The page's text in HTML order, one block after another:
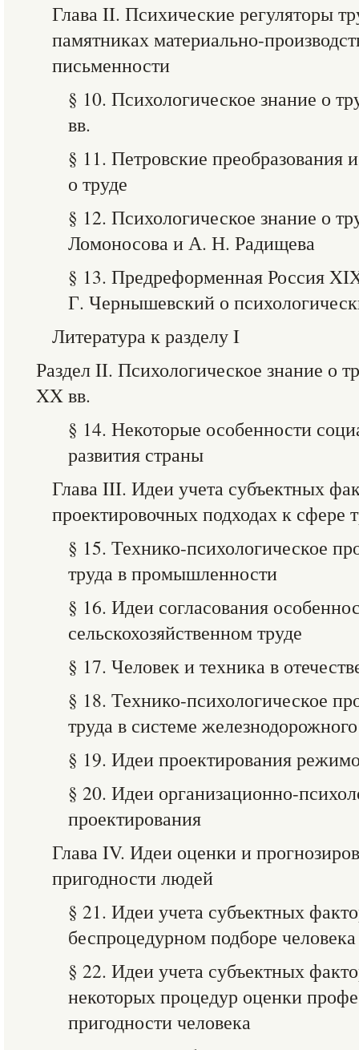
Глава II. Психические регуляторы
памятниках материально-
письменности
§ 10. Психологическое знание о
вв.
§ 11. Петровские преобразования
о труде
§ 12. Психологическое знание о
Ломоносова и А. Н. Радищева
§ 13. Предреформенная Россия
Г. Чернышевский о
Литература к разделу I
Раздел II. Психологическое знание о
XX вв.
§ 14. Некоторые особенности
развития страны
Глава III. Идеи учета субъектных
проектировочных подходах к сфере
§ 15. Технико-психологическое
труда в промышленности
§ 16. Идеи согласования
сельскохозяйственном труде
§ 17. Человек и техника в
§ 18. Технико-психологическое
труда в системе
§ 19. Идеи проектирования
§ 20. Идеи организационно-
проектирования
Глава IV. Идеи оценки и
пригодности людей
§ 21. Идеи учета субъектных
беспроцедурном подборе
§ 22. Идеи учета субъектных
некоторых процедур оценки
пригодности человека